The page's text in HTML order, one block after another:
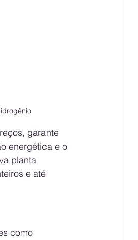
garante
energética e o
planta
e até
como